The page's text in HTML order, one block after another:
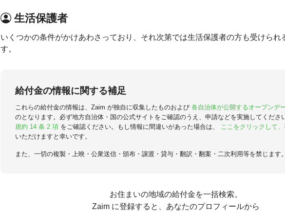
生活保護者
いくつかの条件がかけあわさっており、それ次第では生活保護者の方も受けられ
す。
給付金の情報に関する補足
これらの給付金の情報は、Zaim が独自に収集したものおよび 各自治体が公開するオープンデ
のとなります。必ず地方自治体・国の公式サイトをご確認のうえ、申請などを実施してくださ
規約 14 条 2 項 をご確認ください。もし情報に間違いがあった場合は、
ここをクリックして
いただけますと幸いです。
また、一切の複製・上映・公衆送信・頒布・譲渡・貸与・翻訳・翻案・二次利用等を禁じます
お住まいの地域の給付金を一括検索。
Zaim に登録すると、あなたのプロフィールから